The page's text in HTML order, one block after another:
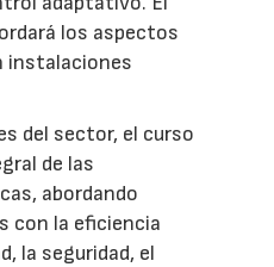
los aspectos
instalaciones
del sector, el curso
de las
abordando
con la eficiencia
la seguridad, el